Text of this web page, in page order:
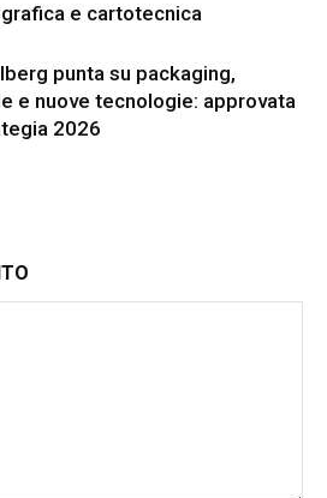
e cartotecnica
punta su packaging,
e nuove tecnologie: approvata
2026